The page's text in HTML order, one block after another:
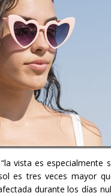
vista es especialmente
es tres veces mayor
durante los días